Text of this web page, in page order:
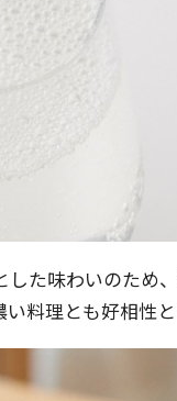
た味わいのため
料理とも好相性と